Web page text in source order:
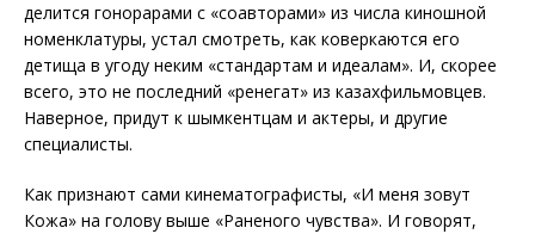
делится гонорарами с «соавторами» из числа киношной
номенклатуры, устал смотреть, как коверкаются его
детища в угоду неким «стандартам и идеалам». И, скорее
всего, это не последний «ренегат» из казахфильмовцев.
Наверное, придут к шымкентцам и актеры, и другие
специалисты.
Как признают сами кинематографисты, «И меня зовут
Кожа» на голову выше «Раненого чувства». И говорят,